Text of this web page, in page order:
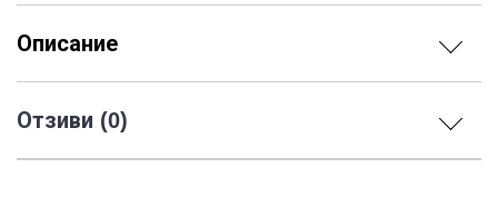
Описание
Отзиви (0)